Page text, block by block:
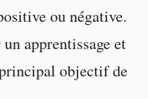
ou négative.
apprentissage et
objectif de